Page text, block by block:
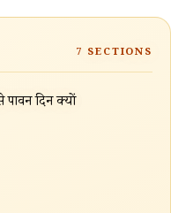
7 SECTIONS
दिन क्यों